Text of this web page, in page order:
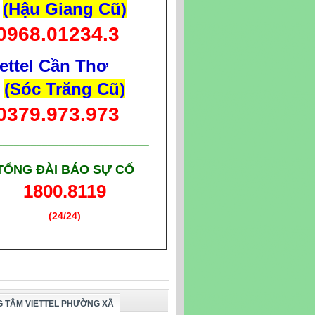
(Hậu Giang Cũ)
Cần Thơ
(Sóc Trăng Cũ)
ĐÀI BÁO SỰ CỐ
1800.8119
(24/24)
TÂM VIETTEL PHƯỜNG XÃ